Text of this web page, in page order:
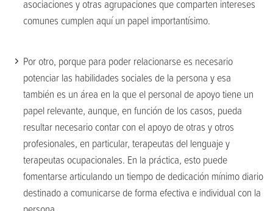
asociaciones y otras agrupaciones que comparten intereses
comunes cumplen aquí un papel importantísimo.
Por otro, porque para poder relacionarse es necesario
potenciar las habilidades sociales de la persona y esa
también es un área en la que el personal de apoyo tiene un
papel relevante, aunque, en función de los casos, pueda
resultar necesario contar con el apoyo de otras y otros
profesionales, en particular, terapeutas del lenguaje y
terapeutas ocupacionales. En la práctica, esto puede
fomentarse articulando un tiempo de dedicación mínimo diario
destinado a comunicarse de forma efectiva e individual con la